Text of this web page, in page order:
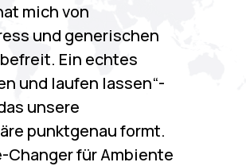
mich von
und generischen
Ein echtes
und laufen lassen“-
unsere
punktgenau formt.
Changer für Ambiente